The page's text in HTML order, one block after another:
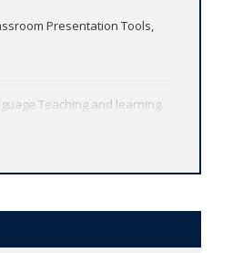
Presentation Tools,
Teaching and learning.